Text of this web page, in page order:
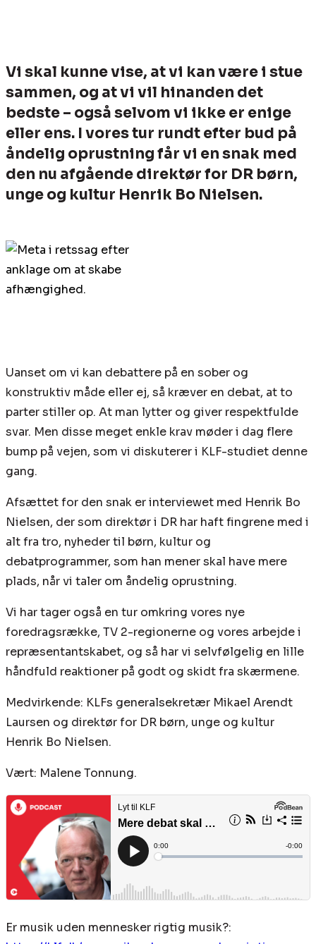
Vi skal kunne vise, at vi kan være i stue
sammen, og at vi vil hinanden det
bedste – også selvom vi ikke er enige
eller ens. I vores tur rundt efter bud på
åndelig oprustning får vi en snak med
den nu afgående direktør for DR børn,
unge og kultur Henrik Bo Nielsen.
Uanset om vi kan debattere på en sober og
konstruktiv måde eller ej, så kræver en debat, at to
parter stiller op. At man lytter og giver respektfulde
svar. Men disse meget enkle krav møder i dag flere
bump på vejen, som vi diskuterer i KLF-studiet denne
gang.
Afsættet for den snak er interviewet med Henrik Bo
Nielsen, der som direktør i DR har haft fingrene med i
alt fra tro, nyheder til børn, kultur og
debatprogrammer, som han mener skal have mere
plads, når vi taler om åndelig oprustning.
Vi har tager også en tur omkring vores nye
foredragsrække, TV 2-regionerne og vores arbejde i
repræsentantskabet, og så har vi selvfølgelig en lille
håndfuld reaktioner på godt og skidt fra skærmene.
Medvirkende: KLFs generalsekretær Mikael Arendt
Laursen og direktør for DR børn, unge og kultur
Henrik Bo Nielsen.
Vært: Malene Tonnung.
Er musik uden mennesker rigtig musik?: